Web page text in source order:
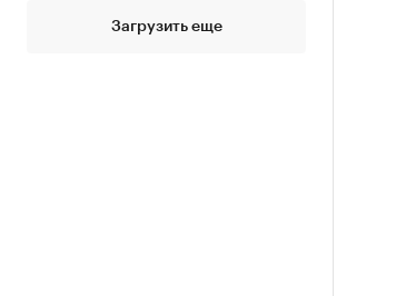
Загрузить еще